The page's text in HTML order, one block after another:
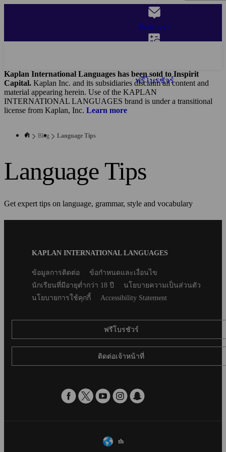
ติดต่อเรา
ฟรีโบรชัวร์
Kaplan International Languages has been sold to Inspirit
Capital. Kaplan Inc. and its subsidiaries disclaim all content and
material appearing herein. Use of the KAPLAN
INTERNATIONAL LANGUAGES brand is under a transitional
license from Kaplan, Inc. Learn more
Blog Language Tips
Language Tips
Get expert tips on language, grammar, style and vocabulary
KAPLAN INTERNATIONAL LANGUAGES
Secondaryข้อมูลการติดต่อ
ข้อกำหนดและเงื่อนไข
นักเรียนที่มีอายุต่ำกว่า 18 ปี
นโยบายความเป็นส่วนตัว
นโยบายการใช้คุกกี้
Accessibility Statement
ฟรีโบรชัวร์
ติดต่อเจ้าหน้าที่
th